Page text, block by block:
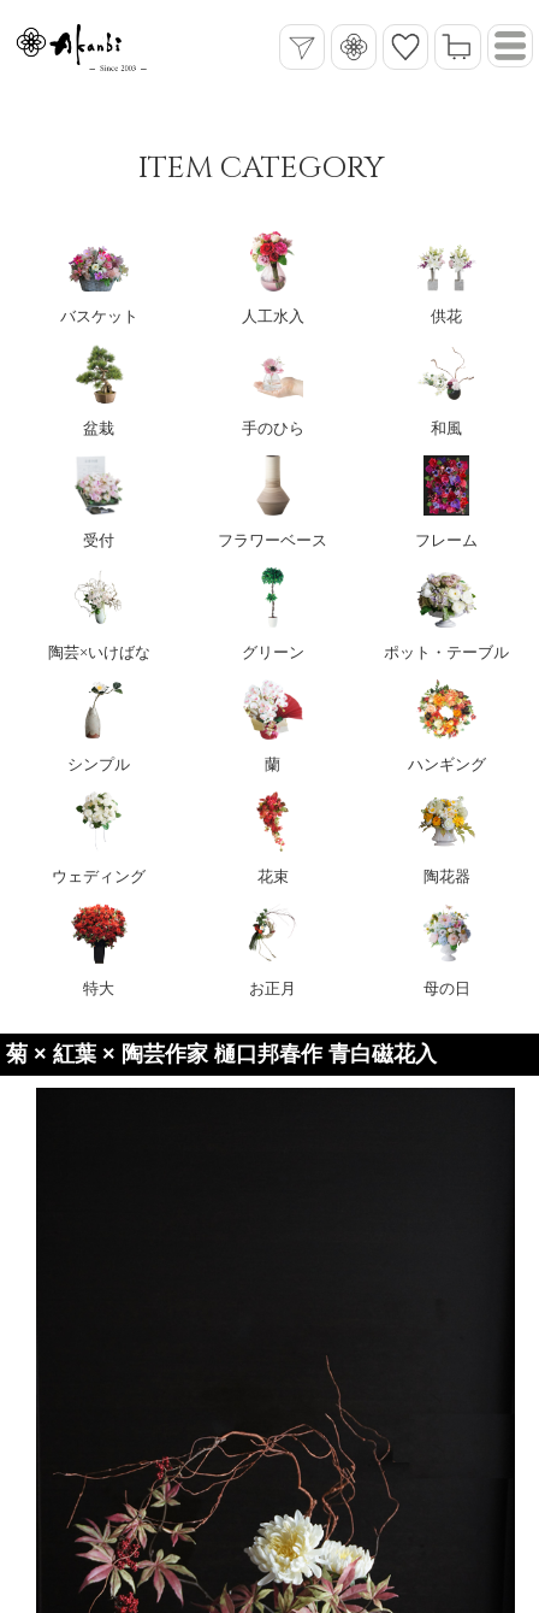
ITEM CATEGORY
バスケット 人工水入 供花
盆栽 手のひら 和風
受付 フラワーベース フレーム
陶芸×いけばな グリーン ポット・テーブル
シンプル 蘭 ハンギング
ウェディング 花束 陶花器
特大 お正月 母の日
菊 × 紅葉 × 陶芸作家 樋口邦春作 青白磁花入